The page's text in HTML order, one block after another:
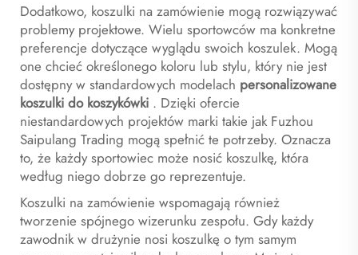
Dodatkowo, koszulki na zamówienie mogą rozwiązywać
problemy projektowe. Wielu sportowców ma konkretne
preferencje dotyczące wyglądu swoich koszulek. Mogą
one chcieć określonego koloru lub stylu, który nie jest
dostępny w standardowych modelach personalizowane
koszulki do koszykówki . Dzięki ofercie
niestandardowych projektów marki takie jak Fuzhou
Saipulang Trading mogą spełnić te potrzeby. Oznacza
to, że każdy sportowiec może nosić koszulkę, która
według niego dobrze go reprezentuje.
Koszulki na zamówienie wspomagają również
tworzenie spójnego wizerunku zespołu. Gdy każdy
zawodnik w drużynie nosi koszulkę o tym samym